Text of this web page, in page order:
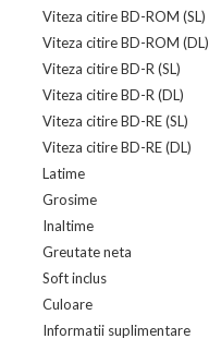
Viteza citire BD-ROM (SL)
Viteza citire BD-ROM (DL)
Viteza citire BD-R (SL)
Viteza citire BD-R (DL)
Viteza citire BD-RE (SL)
Viteza citire BD-RE (DL)
Latime
Grosime
Inaltime
Greutate neta
Soft inclus
Culoare
Informatii suplimentare